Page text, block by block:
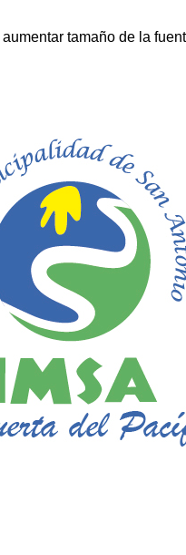
aumentar tamaño de la